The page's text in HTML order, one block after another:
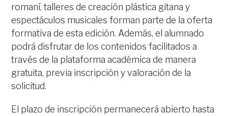
romaní, talleres de creación plástica gitana y
espectáculos musicales forman parte de la oferta
formativa de esta edición. Además, el alumnado
podrá disfrutar de los contenidos facilitados a
través de la plataforma académica de manera
gratuita, previa inscripción y valoración de la
solicitud.
El plazo de inscripción permanecerá abierto hasta